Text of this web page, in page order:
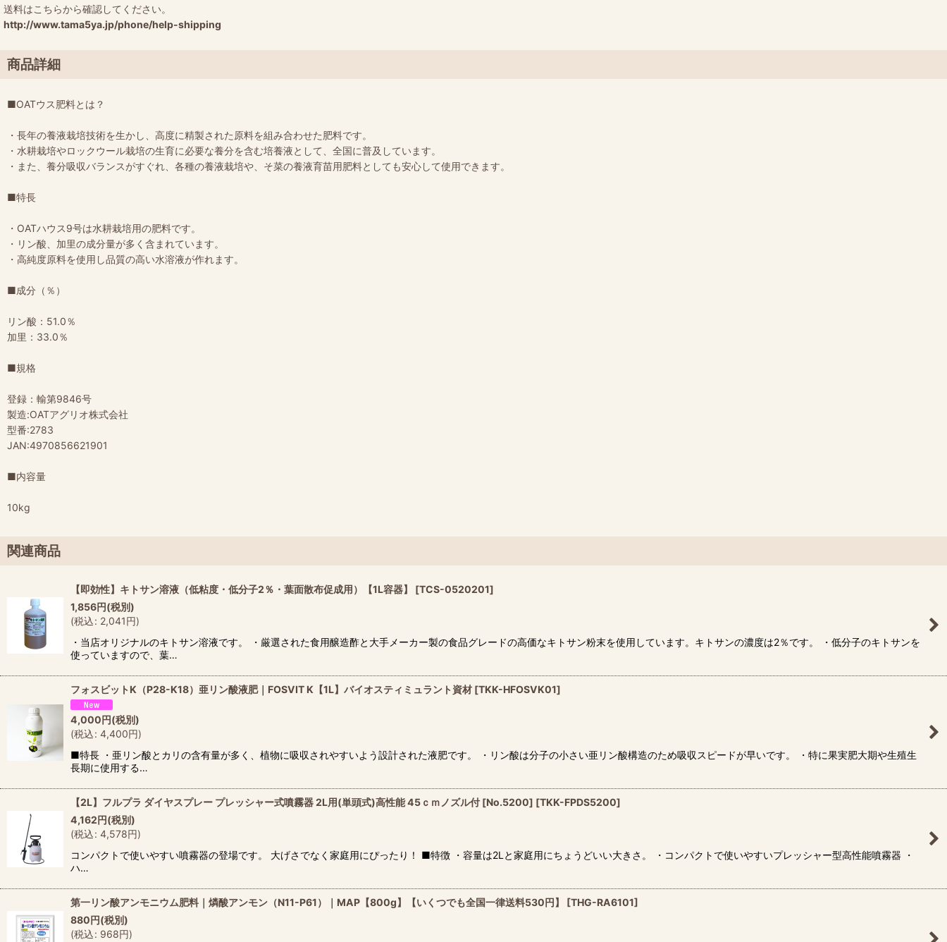
送料はこちらから確認してください。
http://www.tama5ya.jp/phone/help-shipping
商品詳細
■OATウス肥料とは？
・長年の養液栽培技術を生かし、高度に精製された原料を組み合わせた肥料です。
・水耕栽培やロックウール栽培の生育に必要な養分を含む培養液として、全国に普及しています。
・また、養分吸収バランスがすぐれ、各種の養液栽培や、そ菜の養液育苗用肥料としても安心して使用できます。
■特長
・OATハウス9号は水耕栽培用の肥料です。
・リン酸、加里の成分量が多く含まれています。
・高純度原料を使用し品質の高い水溶液が作れます。
■成分（％）
リン酸：51.0％
加里：33.0％
■規格
登録：輸第9846号
製造:OATアグリオ株式会社
型番:2783
JAN:4970856621901
■内容量
10kg
関連商品
【即効性】キトサン溶液（低粘度・低分子2％・葉面散布促成用）【1L容器】 [TCS-0520201]
1,856円(税別)
(税込: 2,041円)
・当店オリジナルのキトサン溶液です。 ・厳選された食用醸造酢と大手メーカー製の食品グレードの高価なキトサン粉末を使用しています。キトサンの濃度は2％です。 ・低分子のキトサンを
使っていますので、葉…
フォスビットK（P28-K18）亜リン酸液肥｜FOSVIT K【1L】バイオスティミュラント資材 [TKK-HFOSVK01]
4,000円(税別)
(税込: 4,400円)
■特長 ・亜リン酸とカリの含有量が多く、植物に吸収されやすいよう設計された液肥です。 ・リン酸は分子の小さい亜リン酸構造のため吸収スピードが早いです。 ・特に果実肥大期や生殖生
長期に使用する…
【2L】フルプラ ダイヤスプレー プレッシャー式噴霧器 2L用(単頭式)高性能 45ｃｍノズル付 [No.5200] [TKK-FPDS5200]
4,162円(税別)
(税込: 4,578円)
コンパクトで使いやすい噴霧器の登場です。 大げさでなく家庭用にぴったり！ ■特徴 ・容量は2Lと家庭用にちょうどいい大きさ。 ・コンパクトで使いやすいプレッシャー型高性能噴霧器 ・
ハ…
第一リン酸アンモニウム肥料｜燐酸アンモン（N11-P61）｜MAP【800g】【いくつでも全国一律送料530円】 [THG-RA6101]
880円(税別)
(税込: 968円)